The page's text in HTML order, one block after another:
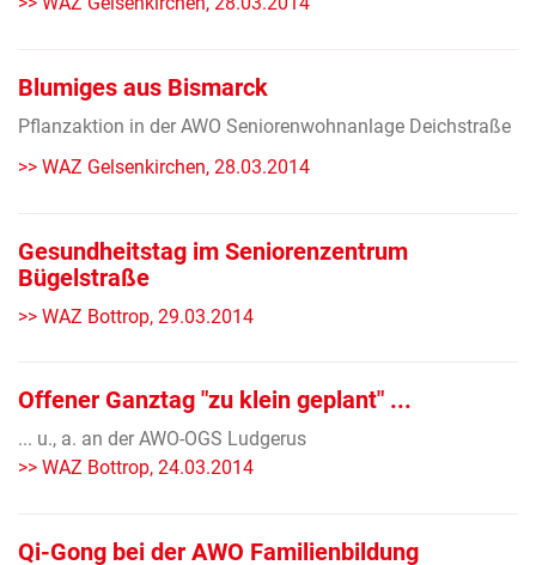
Blumiges aus Bismarck
Pflanzaktion in der AWO Seniorenwohnanlage Deichstraße
>> WAZ Gelsenkirchen, 28.03.2014
Gesundheitstag im Seniorenzentrum
Bügelstraße
>> WAZ Bottrop, 29.03.2014
Offener Ganztag "zu klein geplant" ...
... u., a. an der AWO-OGS Ludgerus
>> WAZ Bottrop, 24.03.2014
Qi-Gong bei der AWO Familienbildung